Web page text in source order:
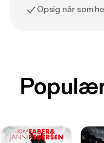
Opsig når som